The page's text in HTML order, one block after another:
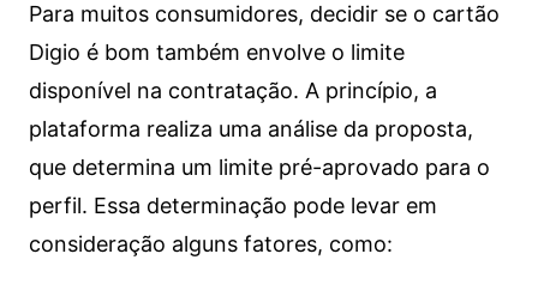
Para muitos consumidores, decidir se o cartão
Digio é bom também envolve o limite
disponível na contratação. A princípio, a
plataforma realiza uma análise da proposta,
que determina um limite pré-aprovado para o
perfil. Essa determinação pode levar em
consideração alguns fatores, como: